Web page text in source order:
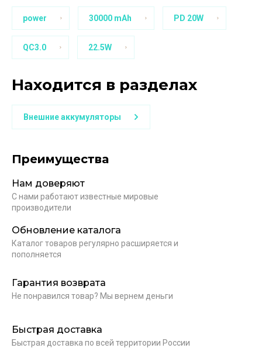
power 30000 mAh PD 20W
QC3.0 22.5W
Находится в разделах
Внешние аккумуляторы
Преимущества
Нам доверяют
С нами работают известные мировые
производители
Обновление каталога
Каталог товаров регулярно расширяется и
пополняется
Гарантия возврата
Не понравился товар? Мы вернем деньги
Быстрая доставка
Быстрая доставка по всей территории России